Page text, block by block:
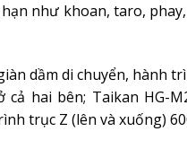
như khoan, taro,
dầm di chuyển, hành
hai bên; Taikan HG-
trục Z (lên và xuống)